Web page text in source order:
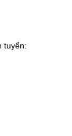
tuyển: